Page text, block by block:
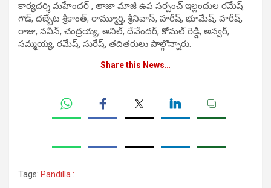
కార్యదర్శి మహేందర్ , తాజా మాజీ ఉప సర్పంచ్ ఇల్లందుల రమేష్
గౌడ్, దబ్బేట శ్రీకాంత్, రామ్మూర్తి, శ్రీనివాస్, హరీష్, భూమేష్, హరీష్,
రాజు, నవీన్, చంద్రయ్య, అనిల్, దేవేందర్, కోమల్ రెడ్డి, అన్వర్,
సమ్మయ్య, రమేష్, సురేష్, తదితరులు పాల్గొన్నారు.
Share this News…
Tags: Pandilla :